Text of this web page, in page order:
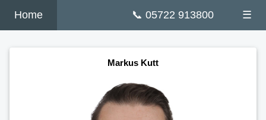
☰
📞 05722 913800
Home
Markus Kutt